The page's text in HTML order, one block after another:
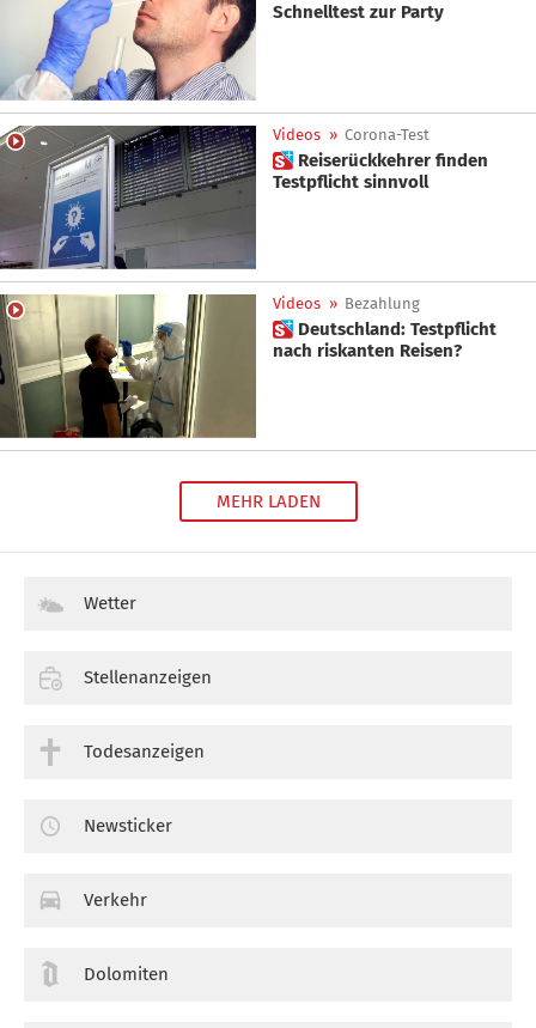
Schnelltest zur Party
Videos » Corona-Test
 Reiserückkehrer finden
Testpflicht sinnvoll
Videos » Bezahlung
 Deutschland: Testpflicht
nach riskanten Reisen?
MEHR LADEN
Wetter
Stellenanzeigen
Todesanzeigen
Newsticker
Verkehr
Dolomiten